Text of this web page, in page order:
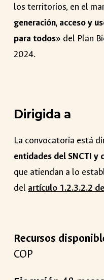
los territorios, en el
generación, acceso y
para todos» del Plan
2024.
Dirigida a
La convocatoria está
entidades del SNCTI y
que atiendan a lo
del artículo 1.2.3.2.2
Recursos
COP